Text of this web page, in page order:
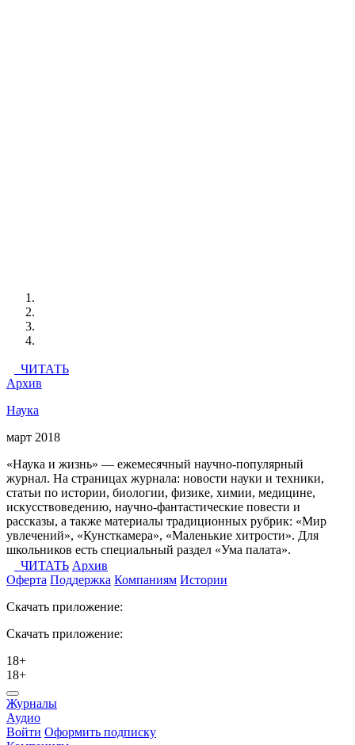
ЧИТАТЬ
Архив
Наука
март 2018
«Наука и жизнь» — ежемесячный научно-популярный
журнал. На страницах журнала: новости науки и техники,
статьи по истории, биологии, физике, химии, медицине,
искусствоведению, научно-фантастические повести и
рассказы, а также материалы традиционных рубрик: «Мир
увлечений», «Кунсткамера», «Маленькие хитрости». Для
школьников есть специальный раздел «Ума палата».
ЧИТАТЬ Архив
Оферта Поддержка Компаниям Истории
Скачать приложение:
Скачать приложение:
18+
18+
Журналы
Аудио
Войти Оформить подписку